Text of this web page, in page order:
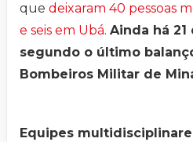
que deixaram 40 pessoas
e seis em Ubá. Ainda há
segundo o último
Bombeiros Militar de
Equipes